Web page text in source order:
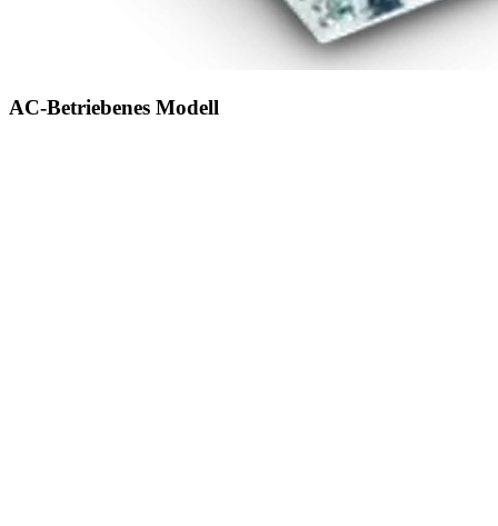
AC-Betriebenes Modell